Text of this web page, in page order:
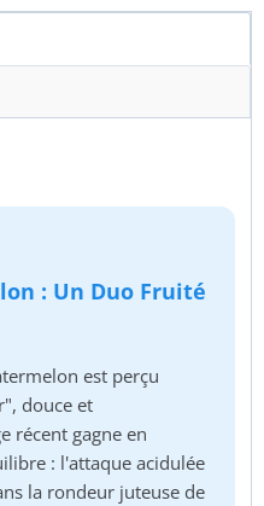
: Un Duo Fruité
est perçu
douce et
récent gagne en
: l'attaque acidulée
la rondeur juteuse de